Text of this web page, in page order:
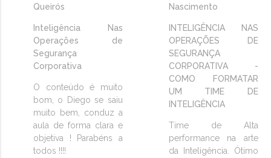
Queirós
Inteligência Nas
Operações de
Segurança
Corporativa
O conteúdo é muito
bom, o Diego se saiu
muito bem, conduz a
aula de forma clara e
objetiva ! Parabéns a
todos !!!!
Nascimento
INTELIGÊNCIA NAS
OPERAÇÕES DE
SEGURANÇA
CORPORATIVA -
COMO FORMATAR
UM TIME DE
INTELIGÊNCIA
Time de Alta
performance na arte
da Inteligência. Ótimo